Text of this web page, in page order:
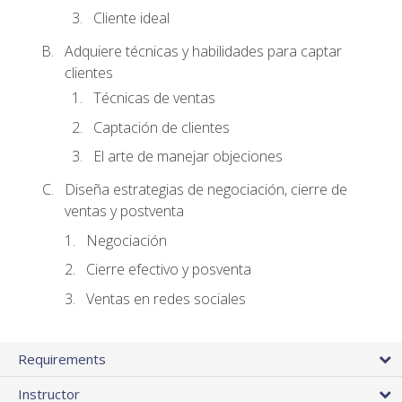
Cliente ideal
Adquiere técnicas y habilidades para captar
clientes
Técnicas de ventas
Captación de clientes
El arte de manejar objeciones
Diseña estrategias de negociación, cierre de
ventas y postventa
Negociación
Cierre efectivo y posventa
Ventas en redes sociales
Requirements
Instructor